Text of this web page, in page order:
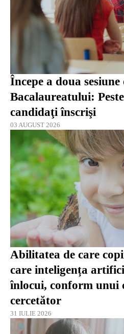
Începe a doua
Bacalaureatului:
candidaţi înscrişi
03 AUGUST 2026
Abilitatea de care
care inteligența
înlocui, conform unui
cercetător
31 IULIE 2026